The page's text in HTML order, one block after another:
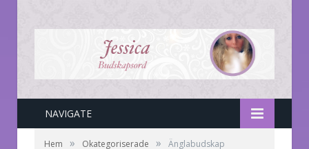
NAVIGATE
Hem » Okategoriserade » Änglabudskap